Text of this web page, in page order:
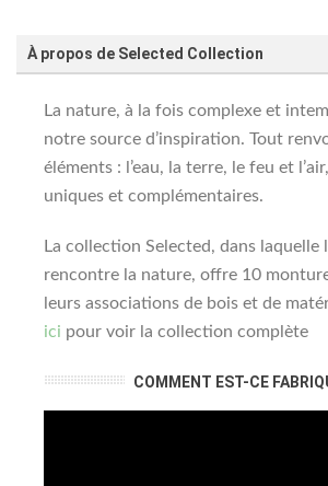
À propos de Selected Collection
La nature, à la fois complexe et
notre source d’inspiration. Tout
éléments : l’eau, la terre, le feu et
uniques et complémentaires.
La collection Selected, dans laquelle
rencontre la nature, offre 10
leurs associations de bois et de
ici pour voir la collection complète
COMMENT EST-CE